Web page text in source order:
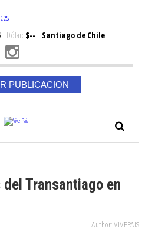
Dólar: $--
Santiago de Chile
PUBLICACION
Transantiago en
Author: VIVEPAIS